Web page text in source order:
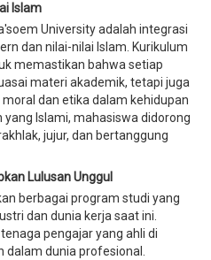
Islam
University adalah integrasi
dan nilai-nilai Islam. Kurikulum
memastikan bahwa setiap
materi akademik, tetapi juga
dan etika dalam kehidupan
Islami, mahasiswa didorong
jujur, dan bertanggung
Lulusan Unggul
berbagai program studi yang
dan dunia kerja saat ini.
pengajar yang ahli di
dalam dunia profesional.